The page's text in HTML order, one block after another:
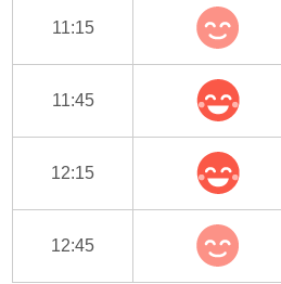
11:15
11:45
12:15
12:45